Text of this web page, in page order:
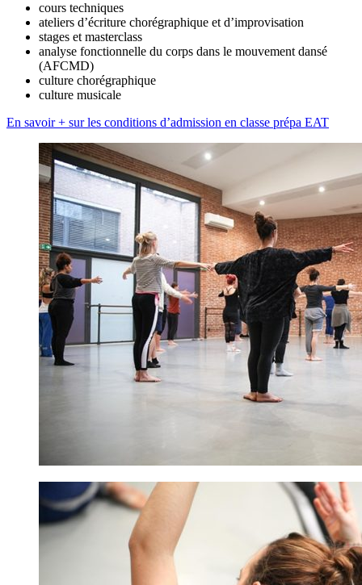
cours techniques
ateliers d’écriture chorégraphique et d’improvisation
stages et masterclass
analyse fonctionnelle du corps dans le mouvement dansé
(AFCMD)
culture chorégraphique
culture musicale
En savoir + sur les conditions d’admission en classe prépa EAT